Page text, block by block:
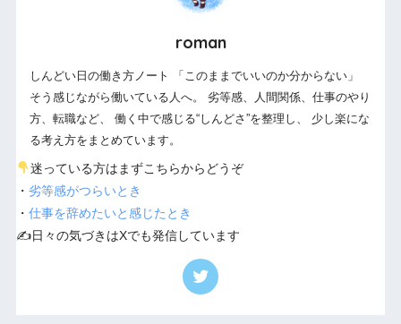
roman
しんどい日の働き方ノート 「このままでいいのか分からない」
そう感じながら働いている人へ。 劣等感、人間関係、仕事のやり
方、転職など、 働く中で感じる“しんどさ”を整理し、 少し楽にな
る考え方をまとめています。
迷っている方はまずこちらからどうぞ
・ 劣等感がつらいとき
・ 仕事を辞めたいと感じたとき
✍️日々の気づきはXでも発信しています